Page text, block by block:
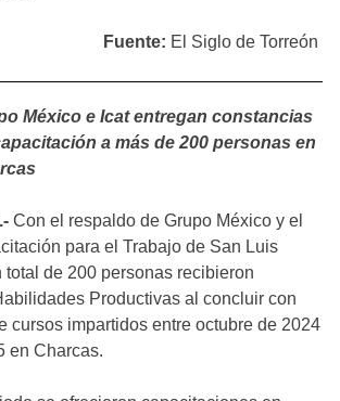
Fuente: El Siglo de Torreón
México e Icat entregan constancias
a más de 200 personas en
Con el respaldo de Grupo México y el
para el Trabajo de San Luis
total de 200 personas recibieron
Productivas al concluir con
cursos impartidos entre octubre de 2024
en Charcas.